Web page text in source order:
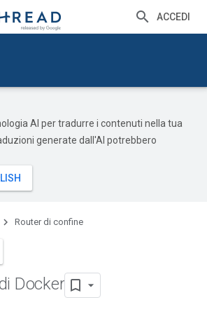
ACCEDI
AI per tradurre i contenuti nella tua
generate dall'AI potrebbero
Router di confine
Docker